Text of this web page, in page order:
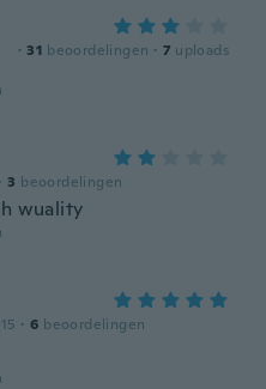
· 31 beoordelingen · 7 uploads
· 3 beoordelingen
wuality
· 6 beoordelingen